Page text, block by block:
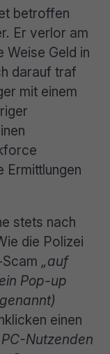
betroffen
Er verlor am
Weise Geld in
darauf traf
mit einem
Ermittlungen
stets nach
die Polizei
„auf
Pop-up
einen
Nutzenden